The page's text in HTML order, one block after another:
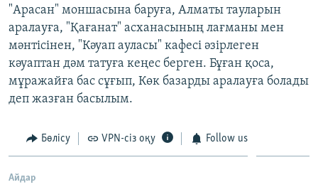
"Арасан" моншасына баруға, Алматы тауларын
аралауға, "Қағанат" асханасының лағманы мен
мәнтісінен, "Кәуап ауласы" кафесі әзірлеген
кәуаптан дәм татуға кеңес берген. Бұған қоса,
мұражайға бас сұғып, Көк базарды аралауға болады
деп жазған басылым.
Бөлісу VPN-сіз оқу Follow us
Айдар